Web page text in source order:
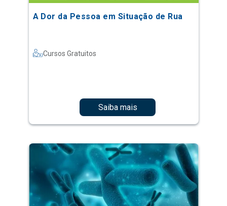
A Dor da Pessoa em Situação de Rua
Cursos Gratuitos
Saiba mais